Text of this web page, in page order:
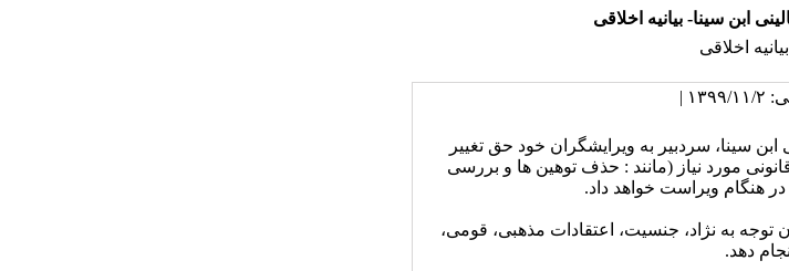
ابن سینا- بیانیه اخلاقی
بیانیه اخلاقی
۲ |
ابن سینا، سردبیر به ویرایشگران خود حق تغییر
مورد نیاز (مانند : حذف توهین ها و بررسی
هنگام ویراست خواهد داد.
توجه به نژاد، جنسیت، اعتقادات مذهبی، قومی،
دهد.